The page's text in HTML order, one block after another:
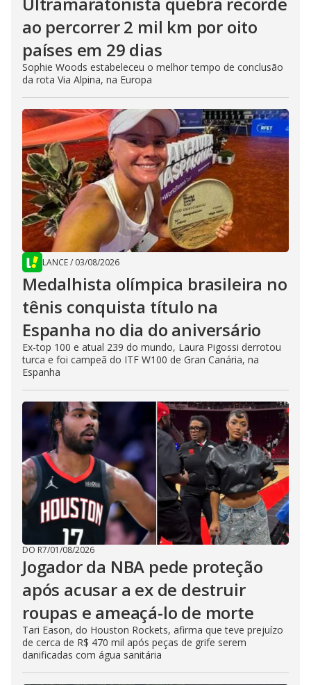
ao percorrer 2 mil km por oito
países em 29 dias
Sophie Woods estabeleceu o melhor tempo de conclusão
da rota Via Alpina, na Europa
LANCE/ 03/08/2026
Medalhista olímpica brasileira no
tênis conquista título na
Espanha no dia do aniversário
Ex-top 100 e atual 239 do mundo, Laura Pigossi derrotou
turca e foi campeã do ITF W100 de Gran Canária, na
Espanha
DO R7/01/08/2026
Jogador da NBA pede proteção
após acusar a ex de destruir
roupas e ameaçá-lo de morte
Tari Eason, do Houston Rockets, afirma que teve prejuízo
de cerca de R$ 470 mil após peças de grife serem
danificadas com água sanitária